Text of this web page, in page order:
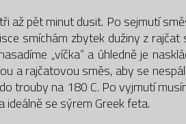
až pět minut dusit. Po sejmutí
smíchám zbytek dužiny z
„víčka“ a úhledně je
a rajčatovou směs, aby se
trouby na 180 C. Po vyjmutí
ideálně se sýrem Greek feta.